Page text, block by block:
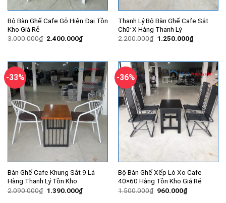
Bộ Bàn Ghế Cafe Gỗ Hiện Đại Tồn
Kho Giá Rẻ
3.000.000₫ Giá
2.400.000₫Giá
hiện
2.400.000₫.
Thanh Lý Bộ Bàn Ghế Cafe Sắt
Chữ X Hàng Thanh Lý
2.200.000₫ Giá
1.250.000₫Giá
hiện
-33%
Bàn Ghế Cafe Khung Sắt 9 Lá
Hàng Thanh Lý Tồn Kho
2.090.000₫ Giá
1.390.000₫Giá
hiện
-36%
Bộ Bàn Ghế Xếp Lò Xo Cafe
40×60 Hàng Tồn Kho Giá Rẻ
1.500.000₫ Giá
960.000₫Giá
hiện